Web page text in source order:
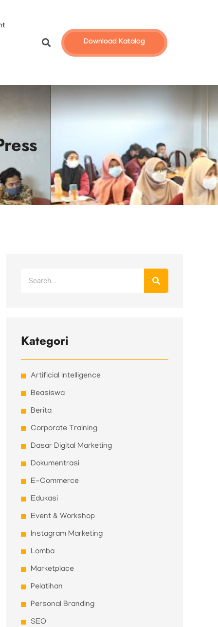
Download Katalog
Kategori
Artificial Intelligence
Beasiswa
Berita
Corporate Training
Dasar Digital Marketing
Dokumentrasi
E-Commerce
Edukasi
Event & Workshop
Instagram Marketing
Lomba
Marketplace
Pelatihan
Personal Branding
SEO